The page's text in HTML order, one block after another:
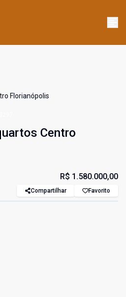
Florianópolis
Centro
R$ 1.580.000,00
Compartilhar Favorito